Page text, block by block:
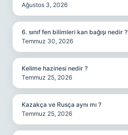
Ağustos 3, 2026
6. sınıf fen bilimleri kan bağışı nedir ?
Temmuz 30, 2026
Kelime hazinesi nedir ?
Temmuz 25, 2026
Kazakça ve Rusça aynı mı ?
Temmuz 25, 2026